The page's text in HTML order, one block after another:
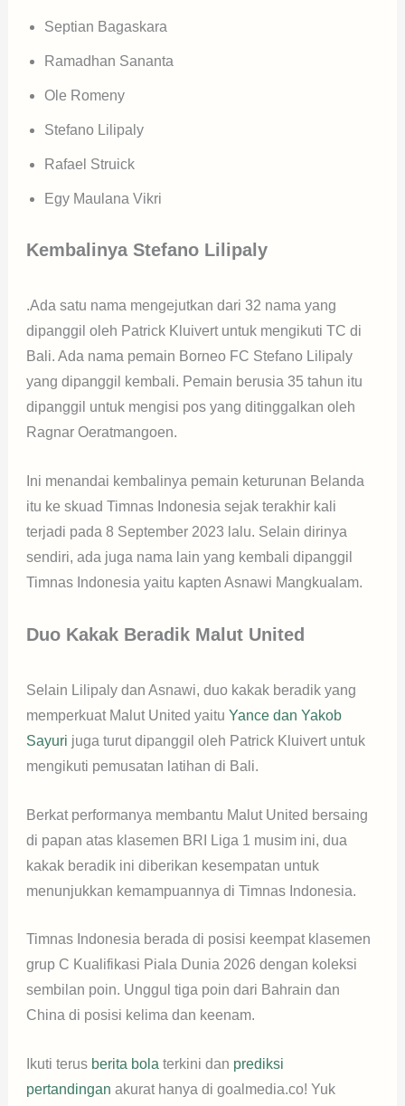
Septian Bagaskara
Ramadhan Sananta
Ole Romeny
Stefano Lilipaly
Rafael Struick
Egy Maulana Vikri
Kembalinya Stefano Lilipaly
.Ada satu nama mengejutkan dari 32 nama yang
dipanggil oleh Patrick Kluivert untuk mengikuti TC di
Bali. Ada nama pemain Borneo FC Stefano Lilipaly
yang dipanggil kembali. Pemain berusia 35 tahun itu
dipanggil untuk mengisi pos yang ditinggalkan oleh
Ragnar Oeratmangoen.
Ini menandai kembalinya pemain keturunan Belanda
itu ke skuad Timnas Indonesia sejak terakhir kali
terjadi pada 8 September 2023 lalu. Selain dirinya
sendiri, ada juga nama lain yang kembali dipanggil
Timnas Indonesia yaitu kapten Asnawi Mangkualam.
Duo Kakak Beradik Malut United
Selain Lilipaly dan Asnawi, duo kakak beradik yang
memperkuat Malut United yaitu Yance dan Yakob
Sayuri juga turut dipanggil oleh Patrick Kluivert untuk
mengikuti pemusatan latihan di Bali.
Berkat performanya membantu Malut United bersaing
di papan atas klasemen BRI Liga 1 musim ini, dua
kakak beradik ini diberikan kesempatan untuk
menunjukkan kemampuannya di Timnas Indonesia.
Timnas Indonesia berada di posisi keempat klasemen
grup C Kualifikasi Piala Dunia 2026 dengan koleksi
sembilan poin. Unggul tiga poin dari Bahrain dan
China di posisi kelima dan keenam.
Ikuti terus berita bola terkini dan prediksi
pertandingan akurat hanya di goalmedia.co! Yuk